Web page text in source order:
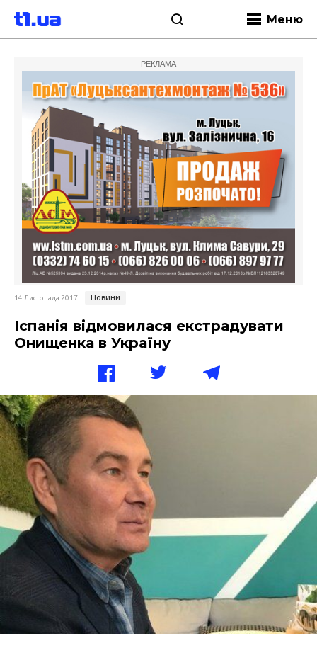
Меню
РЕКЛАМА
14 Листопада 2017 Новини
Іспанія відмовилася екстрадувати
Онищенка в Україну